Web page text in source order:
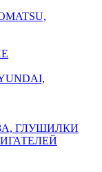
ГЛУШИЛКИ